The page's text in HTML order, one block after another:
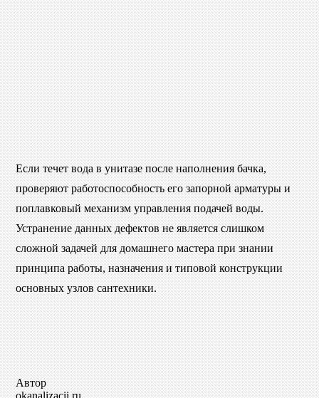
Если течет вода в унитазе после наполнения бачка,
проверяют работоспособность его запорной арматуры и
поплавковый механизм управления подачей воды.
Устранение данных дефектов не является слишком
сложной задачей для домашнего мастера при знании
принципа работы, назначения и типовой конструкции
основных узлов сантехники.
Автор
okanalizacii.ru